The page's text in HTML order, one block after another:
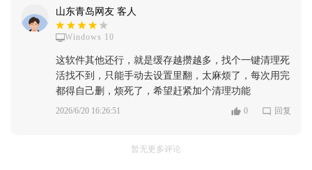
山东青岛网友 客人
Windows 10
这软件其他还行，就是缓存越攒越多，找个一键清理死
活找不到，只能手动去设置里翻，太麻烦了，每次用完
都得自己删，烦死了，希望赶紧加个清理功能
2026/6/20 16:26:51 0 回复
暂无更多评论